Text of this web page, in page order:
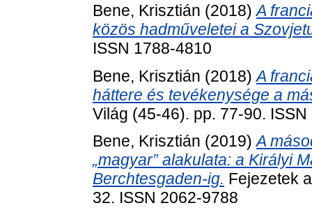
Bene, Krisztián (2018)A
közös hadműveletei a
ISSN 1788-4810
Bene, Krisztián (2018)A
háttere és tevékenysége a
Világ (45-46). pp. 77-90.
Bene, Krisztián (2019)A
„magyar” alakulata: a Királyi
Berchtesgaden-ig. Fejezetek
32. ISSN 2062-9788